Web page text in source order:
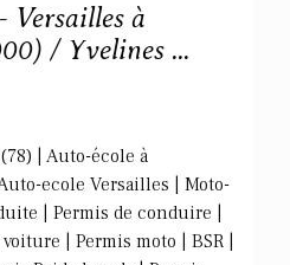
Versailles à
/ Yvelines ...
| Auto-école à
ecole Versailles | Moto-
| Permis de conduire |
| Permis moto | BSR |